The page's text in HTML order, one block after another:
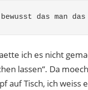
bewusst das man
ich es nicht
lassen“. Da
auf Tisch, ich weiss